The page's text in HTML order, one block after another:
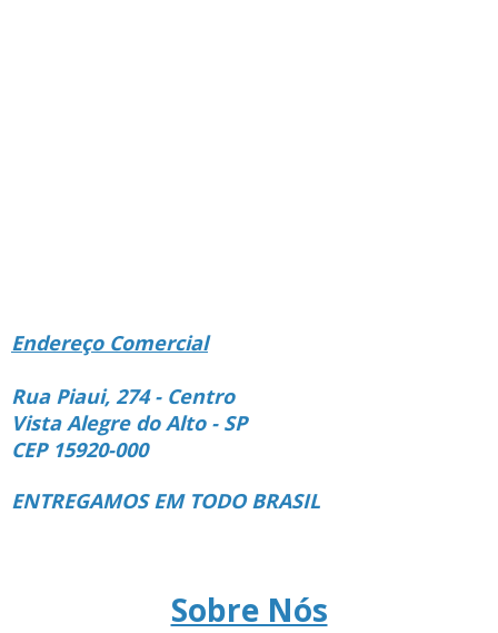
Endereço Comercial
Rua Piaui, 274 - Centro
Vista Alegre do Alto - SP
CEP 15920-000
ENTREGAMOS EM TODO BRASIL
Sobre Nós